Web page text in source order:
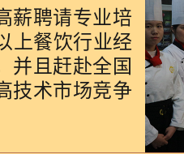
薪聘请专业培
上餐饮行业经
并且赶赴全国
技术市场竞争